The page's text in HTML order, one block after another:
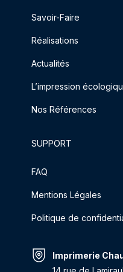
Savoir-Faire
Réalisations
Actualités
L’impression
Nos Références
SUPPORT
FAQ
Mentions Légales
Politique de
Imprimerie